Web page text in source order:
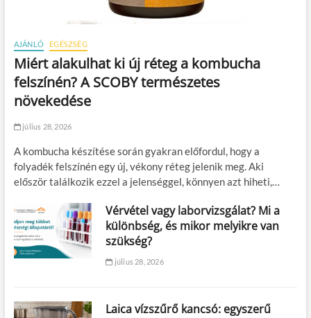
AJÁNLÓ EGÉSZSÉG
Miért alakulhat ki új réteg a kombucha
felszínén? A SCOBY természetes
növekedése
július 28, 2026
A kombucha készítése során gyakran előfordul, hogy a
folyadék felszínén egy új, vékony réteg jelenik meg. Aki
először találkozik ezzel a jelenséggel, könnyen azt hiheti,…
Vérvétel vagy laborvizsgálat? Mi a
különbség, és mikor melyikre van
szükség?
július 28, 2026
Laica vízszűrő kancsó: egyszerű